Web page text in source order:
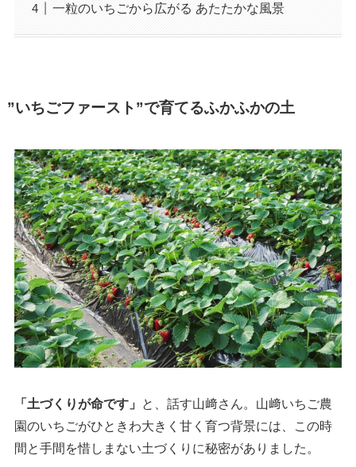
一粒のいちごから広がる あたたかな風景
”いちごファースト”で育てるふかふかの土
「土づくりが命です」
と、話す山﨑さん。山﨑いちご農
園のいちごがひときわ大きく甘く育つ背景には、この時
間と手間を惜しまない土づくりに秘密がありました。